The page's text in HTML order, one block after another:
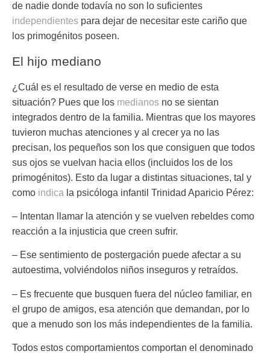
de nadie donde todavía no son lo suficientes
independientes para dejar de necesitar este cariño que
los primogénitos poseen.
El hijo mediano
¿Cuál es el resultado de verse en medio de esta
situación? Pues que los medianos no se sientan
integrados dentro de la familia. Mientras que los mayores
tuvieron muchas atenciones y al crecer ya no las
precisan, los pequeños son los que consiguen que todos
sus ojos se vuelvan hacia ellos (incluidos los de los
primogénitos). Esto da lugar a distintas situaciones, tal y
como indica la psicóloga infantil Trinidad Aparicio Pérez:
– Intentan llamar la atención y se vuelven rebeldes como
reacción a la injusticia que creen sufrir.
– Ese sentimiento de postergación puede afectar a su
autoestima, volviéndolos niños inseguros y retraídos.
– Es frecuente que busquen fuera del núcleo familiar, en
el grupo de amigos, esa atención que demandan, por lo
que a menudo son los más independientes de la familia.
Todos estos comportamientos comportan el denominado